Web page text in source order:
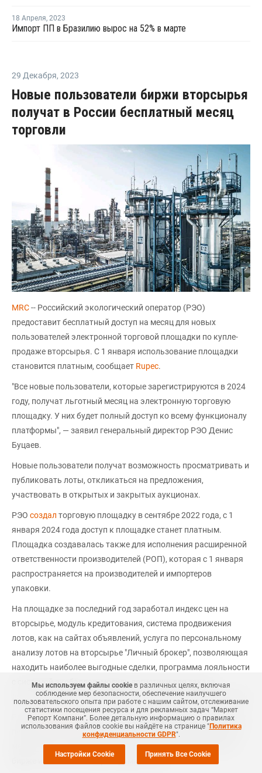
18 Апреля, 2023
Импорт ПП в Бразилию вырос на 52% в марте
29 Декабря, 2023
Новые пользователи биржи вторсырья
получат в России бесплатный месяц
торговли
MRC-- Российский экологический оператор (РЭО)
предоставит бесплатный доступ на месяц для новых
пользователей электронной торговой площадки по купле-
продаже вторсырья. С 1 января использование площадки
становится платным, сообщает Rupec.
"Все новые пользователи, которые зарегистрируются в 2024
году, получат льготный месяц на электронную торговую
площадку. У них будет полный доступ ко всему функционалу
платформы", — заявил генеральный директор РЭО Денис
Буцаев.
Новые пользователи получат возможность просматривать и
публиковать лоты, откликаться на предложения,
участвовать в открытых и закрытых аукционах.
РЭО создал торговую площадку в сентябре 2022 года, с 1
января 2024 года доступ к площадке станет платным.
Площадка создавалась также для исполнения расширенной
ответственности производителей (РОП), которая с 1 января
распространяется на производителей и импортеров
упаковки.
На площадке за последний год заработал индекс цен на
вторсырье, модуль кредитования, система продвижения
лотов, как на сайтах объявлений, услуга по персональному
анализу лотов на вторсырье "Личный брокер", позволяющая
находить наиболее выгодные сделки, программа лояльности
с системой экобаллов, модуль логистики для заказа
доставки вторсырья и отходов у проверенных перевозчиков.
Ранеесообщалось, что в России нефтехимическая отрасль и
переработчики полимеров обсуждают новые регуляторные
меры: проект приказа о продаже продукции нефтехима на
бирже и ставки экосбора в рамках РОП.
Мы используем файлы cookie в различных целях, включая
соблюдение мер безопасности, обеспечение наилучшего
пользовательского опыта при работе с нашим сайтом, отслеживание
статистики посещения ресурса и для рекламных задач “Маркет
Репорт Компани”. Более детальную информацию о правилах
использования файлов cookie вы найдёте на странице "Политика
конфиденциальности GDPR".
Настройки Cookie Принять Все Cookie